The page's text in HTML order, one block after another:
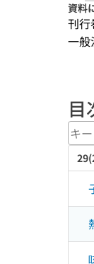
資料
刊行
一般
目